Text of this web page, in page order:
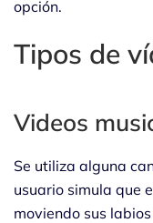
opción.
Tipos de
Videos
Se utiliza alguna
usuario simula que
moviendo sus